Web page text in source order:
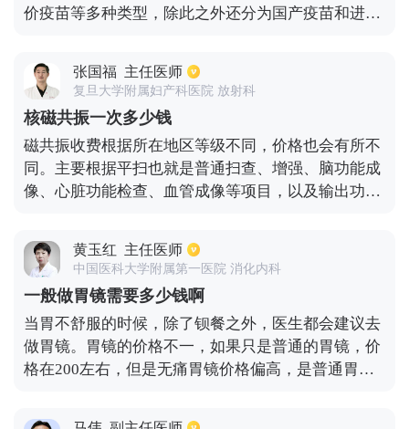
价疫苗等多种类型，除此之外还分为国产疫苗和进口
疫苗可能需要300元至400元左右。如果患者注射六价
疫苗，普通疫苗一针大约为500~600元左右，进口疫
苗有可能需要800~1000元，除此之外，不同公司所生
产的疫苗，价格也会存在略微的差异，建议患者应当
到正规疾控中心进行咨询。
张国福 主任医师
复旦大学附属妇产科医院 放射科
核磁共振一次多少钱
磁共振收费根据所在地区等级不同，价格也会有所不
同。主要根据平扫也就是普通扫查、增强、脑功能成
像、心脏功能检查、血管成像等项目，以及输出功率
以二线城市为例，不分医院等级，根据物价部门规
定，磁共振平扫0.5-1T每个部位360元，3.0T及以上每
个部位680元；增强扫描0.5-1T每个部位400元，3.0T
及以上每个部位960元；脑功能成像0.5-1T一次480
元，3.0T及以上每次880元；心脏功能检查0.5-1T每次
480元，3.0T及以上每个部位960元；磁共振血管成像
0.5-1T每个部位480元，3.0T及以上每个部位680元。
黄玉红 主任医师
中国医科大学附属第一医院 消化内科
一般做胃镜需要多少钱啊
当胃不舒服的时候，除了钡餐之外，医生都会建议去
做胃镜。胃镜的价格不一，如果只是普通的胃镜，价
格在200左右，但是无痛胃镜价格偏高，是普通胃镜
费标准也是存在差别的，特别是高档的私立医院，检